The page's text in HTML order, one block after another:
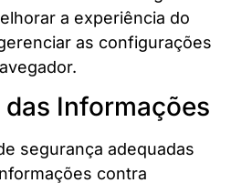
a experiência do
as configurações
Informações
segurança adequadas
contra